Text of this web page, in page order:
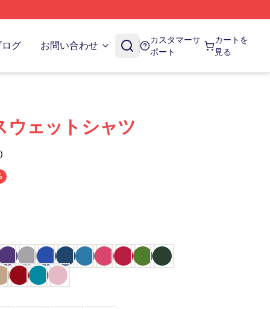
ログ お問い合わせ
カスタマーサ
ポート
カートを
見る
ウェットシャツ